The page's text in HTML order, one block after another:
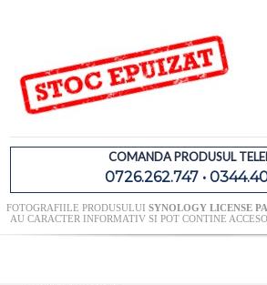
COMANDA PRODUSUL
0726.262.747 •
FOTOGRAFIILE PRODUSULUI SYNOLOGY LICENSE
AU CARACTER INFORMATIV SI POT CONTINE